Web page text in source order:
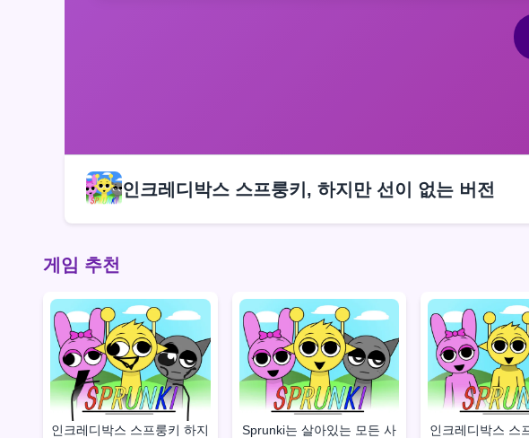
인크레디박스 스프룽키, 하지만 선이 없는 버전
게임 추천
인크레디박스 스프룽키 하지
Sprunki는 살아있는 모든 사
인크레디박스 스